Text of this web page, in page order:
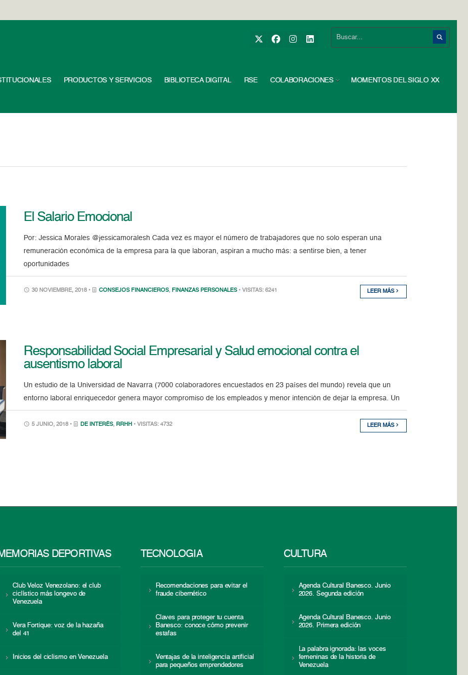
PRODUCTOS Y SERVICIOS BIBLIOTECA DIGITAL RSE COLABORACIONES MOMENTOS DEL SIGLO XX
El Salario Emocional
Por: Jessica Morales @jessicamoralesh Cada vez es mayor el número de trabajadores que no solo esperan una
remuneración económica de la empresa para la que laboran, aspiran a mucho más: a sentirse bien, a tener
oportunidades
30 NOVIEMBRE, 2018 • CONSEJOS FINANCIEROS, FINANZAS PERSONALES • VISITAS: 6241 LEER MÁS
Responsabilidad Social Empresarial y Salud emocional contra el
ausentismo laboral
Un estudio de la Universidad de Navarra (7000 colaboradores encuestados en 23 países del mundo) revela que un
entorno laboral enriquecedor genera mayor compromiso de los empleados y menor intención de dejar la empresa. Un
5 JUNIO, 2018 • DE INTERÉS, RRHH • VISITAS: 4732 LEER MÁS
DEPORTIVAS
Club Veloz Venezolano: el club
ciclístico más longevo de
Venezuela
Vera Fortique: voz de la hazaña
del 41
Inicios del ciclismo en Venezuela
TECNOLOGÍA
Recomendaciones para evitar el
fraude cibernético
Claves para proteger tu cuenta
Banesco: conoce cómo prevenir
estafas
Ventajas de la inteligencia artificial
para pequeños emprendedores
CULTURA
Agenda Cultural Banesco. Junio
2026. Segunda edición
Agenda Cultural Banesco. Junio
2026. Primera edición
La palabra ignorada: las voces
femeninas de la historia de
Venezuela